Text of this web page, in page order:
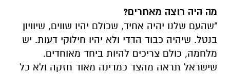
מה היה רוצה מאחרים?
"שהעם שלנו יהיה אחיד, שכולם יהיו שווים, שיוויון
בנטל. שיהיה כבוד הדדי ולא יהיו חילוקי דעות. יש
מלחמה, כולם צריכים להיות ביחד מאוחדים.
שישראל תראה מהצד כמדינה מאוד חזקה ולא כל